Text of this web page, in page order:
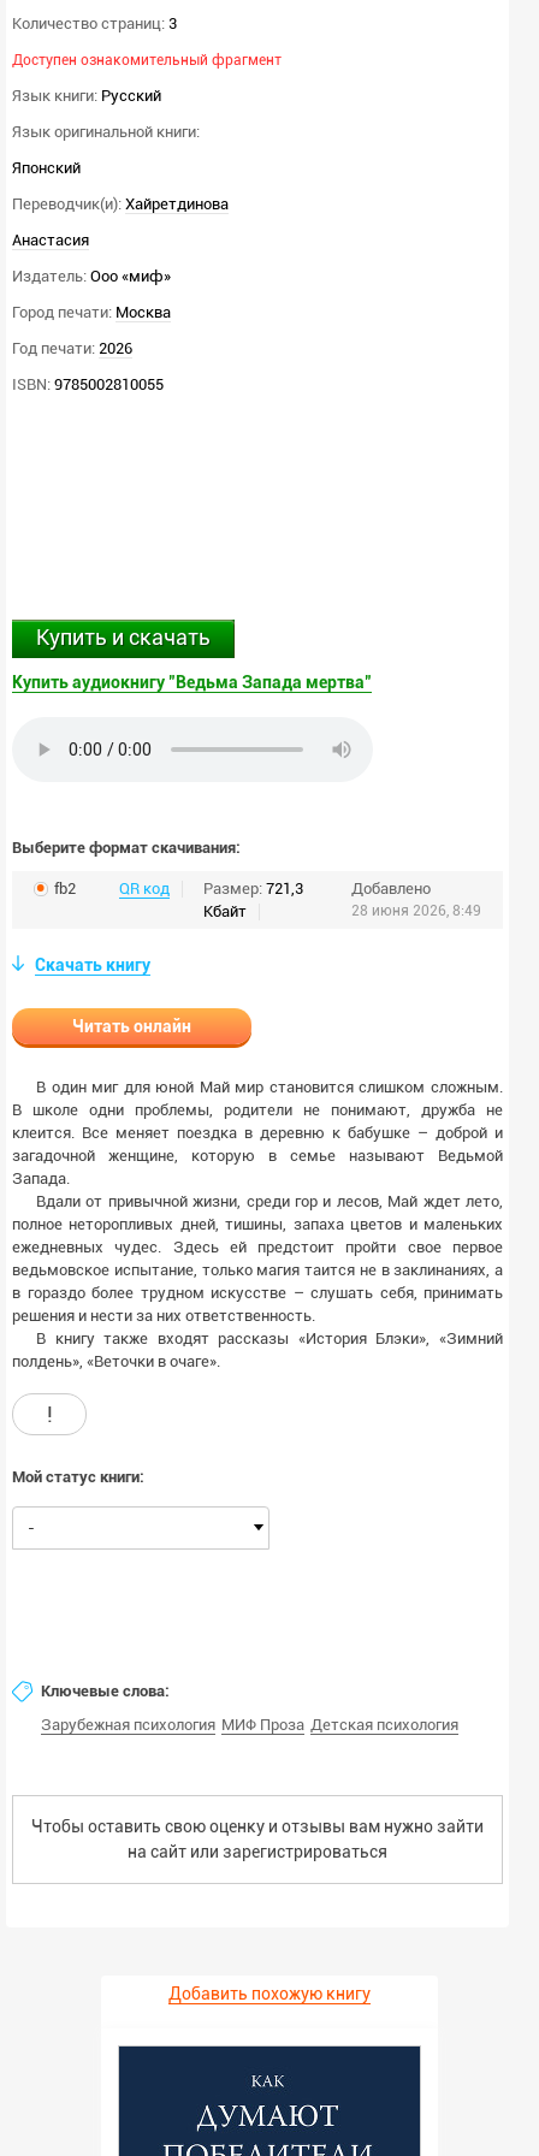
Количество страниц: 3
Доступен ознакомительный фрагмент
Язык книги: Русский
Язык оригинальной книги:
Японский
Переводчик(и): Хайретдинова
Анастасия
Издатель: Ооо «миф»
Город печати: Москва
Год печати: 2026
ISBN: 9785002810055
Купить и скачать
Купить аудиокнигу "Ведьма Запада мертва"
Выберите формат скачивания:
fb2 QR код Размер: 721,3
Кбайт
Добавлено
28 июня 2026, 8:49
Скачать книгу
Читать онлайн
В один миг для юной Май мир становится слишком сложным.
В школе одни проблемы, родители не понимают, дружба не
клеится. Все меняет поездка в деревню к бабушке – доброй и
загадочной женщине, которую в семье называют Ведьмой
Запада.
Вдали от привычной жизни, среди гор и лесов, Май ждет лето,
полное неторопливых дней, тишины, запаха цветов и маленьких
ежедневных чудес. Здесь ей предстоит пройти свое первое
ведьмовское испытание, только магия таится не в заклинаниях, а
в гораздо более трудном искусстве – слушать себя, принимать
решения и нести за них ответственность.
В книгу также входят рассказы «История Блэки», «Зимний
полдень», «Веточки в очаге».
!
Мой статус книги:
-
Ключевые слова:
Зарубежная психология МИФ Проза Детская психология
Чтобы оставить свою оценку и отзывы вам нужно зайти
на сайт или зарегистрироваться
Добавить похожую книгу